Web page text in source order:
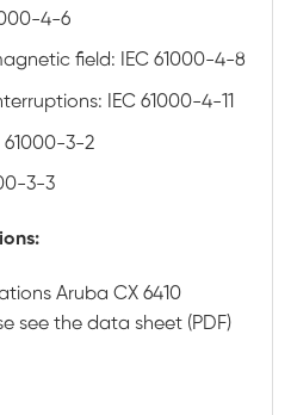
4-6
field: IEC 61000-4-8
IEC 61000-4-11
61000-3-2
3-3
Aruba CX 6410
see the data sheet (PDF)